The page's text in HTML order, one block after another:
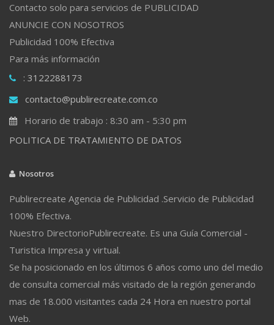
Contacto solo para servicios de PUBLICIDAD
ANUNCIE CON NOSOTROS
Publicidad 100% Efectiva
Para más información
: 3122288173
contacto@publirecreate.com.co
Horario de trabajo : 8:30 am - 5:30 pm
POLITICA DE TRATAMIENTO DE DATOS
Nosotros
Publirecreate Agencia de Publicidad .Servicio de Publicidad
100% Efectiva.
Nuestro DirectorioPublirecreate. Es una Guía Comercial -
Turistica Impresa y virtual.
Se ha posicionado en los últimos 6 años como uno del medio
de consulta comercial más visitado de la región generando
mas de 18.000 visitantes cada 24 Hora en nuestro portal
Web.